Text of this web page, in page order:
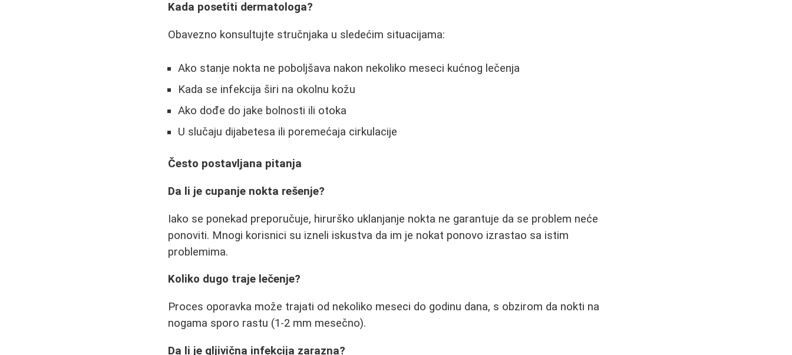
Kada posetiti dermatologa?
Obavezno konsultujte stručnjaka u sledećim situacijama:
Ako stanje nokta ne poboljšava nakon nekoliko meseci kućnog lečenja
Kada se infekcija širi na okolnu kožu
Ako dođe do jake bolnosti ili otoka
U slučaju dijabetesa ili poremećaja cirkulacije
Često postavljana pitanja
Da li je cupanje nokta rešenje?
Iako se ponekad preporučuje, hirurško uklanjanje nokta ne garantuje da se problem neće
ponoviti. Mnogi korisnici su izneli iskustva da im je nokat ponovo izrastao sa istim
problemima.
Koliko dugo traje lečenje?
Proces oporavka može trajati od nekoliko meseci do godinu dana, s obzirom da nokti na
nogama sporo rastu (1-2 mm mesečno).
Da li je gljivična infekcija zarazna?